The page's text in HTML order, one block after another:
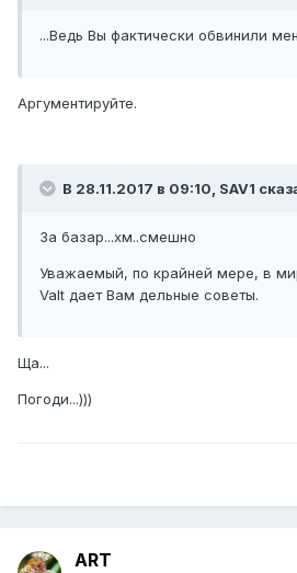
...Ведь Вы фактически обвинили
Аргументируйте.
В 28.11.2017 в 09:10, SAV1
За базар...хм..смешно
Уважаемый, по крайней мере, в
Valt дает Вам дельные советы.
Ща...
Погоди...)))
ART